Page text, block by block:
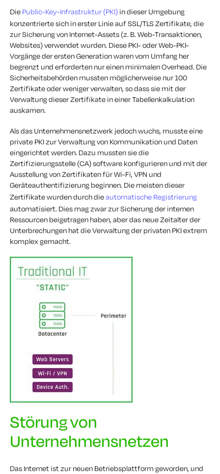
Die Public-Key-Infrastruktur (PKI) in dieser Umgebung
konzentrierte sich in erster Linie auf SSL/TLS Zertifikate, die
zur Sicherung von Internet-Assets (z. B. Web-Transaktionen,
Websites) verwendet wurden. Diese PKI- oder Web-PKI-
Vorgänge der ersten Generation waren vom Umfang her
begrenzt und erforderten nur einen minimalen Overhead. Die
Sicherheitsbehörden mussten möglicherweise nur 100
Zertifikate oder weniger verwalten, so dass sie mit der
Verwaltung dieser Zertifikate in einer Tabellenkalkulation
auskamen.
Als das Unternehmensnetzwerk jedoch wuchs, musste eine
private PKI zur Verwaltung von Kommunikation und Daten
eingerichtet werden. Dazu mussten sie die
Zertifizierungsstelle (CA) software konfigurieren und mit der
Ausstellung von Zertifikaten für Wi-Fi, VPN und
Geräteauthentifizierung beginnen. Die meisten dieser
Zertifikate wurden durch dieautomatische Registrierung
automatisiert. Dies mag zwar zur Sicherung der internen
Ressourcen beigetragen haben, aber das neue Zeitalter der
Unterbrechungen hat die Verwaltung der privaten PKI extrem
komplex gemacht.
Störung von
Unternehmensnetzen
Das Internet ist zur neuen Betriebsplattform geworden, und